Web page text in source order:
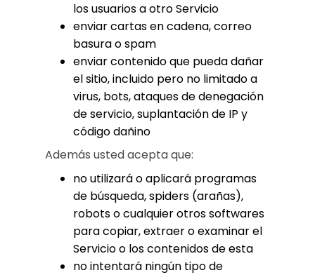
los usuarios a otro Servicio
enviar cartas en cadena, correo
basura o spam
enviar contenido que pueda dañar
el sitio, incluido pero no limitado a
virus, bots, ataques de denegación
de servicio, suplantación de IP y
código dañino
Además usted acepta que:
no utilizará o aplicará programas
de búsqueda, spiders (arañas),
robots o cualquier otros softwares
para copiar, extraer o examinar el
Servicio o los contenidos de esta
no intentará ningún tipo de